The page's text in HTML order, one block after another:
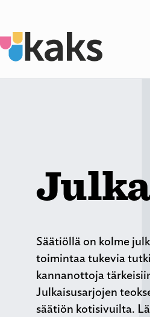
Säätiöllä on kolme
toimintaa tukevia
kannanottoja
Julkaisusarjojen
säätiön kotisivuilta.